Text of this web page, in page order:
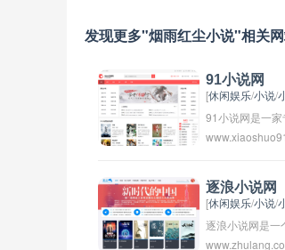
发现更多"烟雨红尘小说"相关
91小说网
[休闲娱乐/小说/
91小说网是一
广的网站，提供
该网站上找到各
小说、玄幻小说
常受读者欢迎，
逐浪小说网
[休闲娱乐/小说/
逐浪小说网是一
的网站，用户可